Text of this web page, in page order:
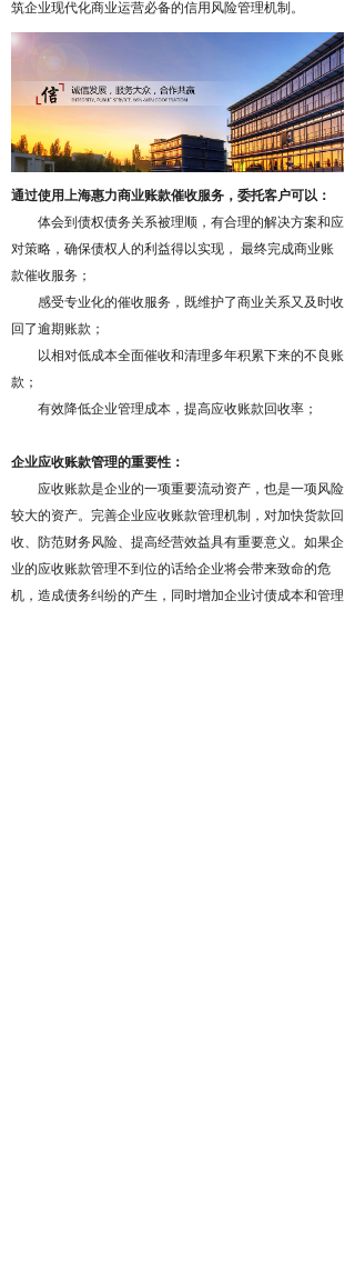
筑企业现代化商业运营必备的信用风险管理机制。
通过使用上海惠力商业账款催收服务，委托客户可以：
体会到债权债务关系被理顺，有合理的解决方案和应
对策略，确保债权人的利益得以实现， 最终完成商业账
款催收服务；
感受专业化的催收服务，既维护了商业关系又及时收
回了逾期账款；
以相对低成本全面催收和清理多年积累下来的不良账
款；
有效降低企业管理成本，提高应收账款回收率；
企业应收账款管理的重要性：
应收账款是企业的一项重要流动资产，也是一项风险
较大的资产。完善企业应收账款管理机制，对加快货款回
收、防范财务风险、提高经营效益具有重要意义。如果企
业的应收账款管理不到位的话给企业将会带来致命的危
机，造成债务纠纷的产生，同时增加企业讨债成本和管理